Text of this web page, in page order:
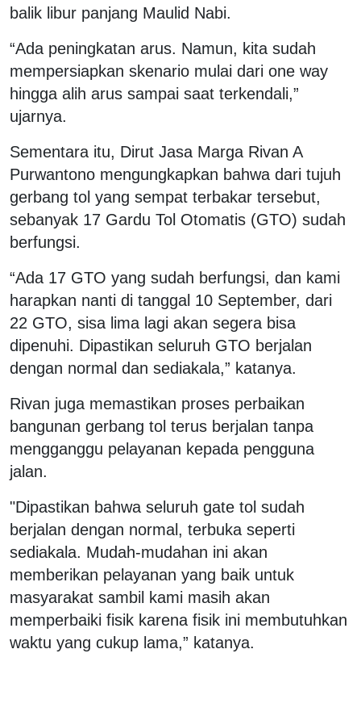
balik libur panjang Maulid Nabi.
“Ada peningkatan arus. Namun, kita sudah
mempersiapkan skenario mulai dari one way
hingga alih arus sampai saat terkendali,”
ujarnya.
Sementara itu, Dirut Jasa Marga Rivan A
Purwantono mengungkapkan bahwa dari tujuh
gerbang tol yang sempat terbakar tersebut,
sebanyak 17 Gardu Tol Otomatis (GTO) sudah
berfungsi.
“Ada 17 GTO yang sudah berfungsi, dan kami
harapkan nanti di tanggal 10 September, dari
22 GTO, sisa lima lagi akan segera bisa
dipenuhi. Dipastikan seluruh GTO berjalan
dengan normal dan sediakala,” katanya.
Rivan juga memastikan proses perbaikan
bangunan gerbang tol terus berjalan tanpa
mengganggu pelayanan kepada pengguna
jalan.
"Dipastikan bahwa seluruh gate tol sudah
berjalan dengan normal, terbuka seperti
sediakala. Mudah-mudahan ini akan
memberikan pelayanan yang baik untuk
masyarakat sambil kami masih akan
memperbaiki fisik karena fisik ini membutuhkan
waktu yang cukup lama,” katanya.